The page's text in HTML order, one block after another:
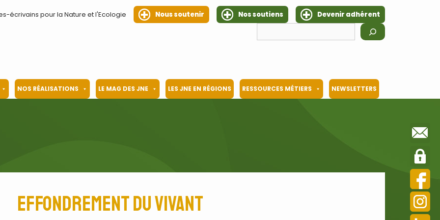
écrivains pour la Nature et l'Ecologie Nous soutenir Nos soutiens
Devenir adhérent
NOS RÉALISATIONS LE MAG DES JNE LES JNE EN RÉGIONS RESSOURCES MÉTIERS NEWSLETTERS
effondrement du vivant